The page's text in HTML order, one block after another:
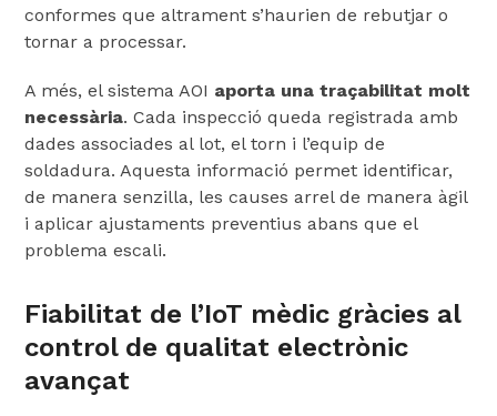
conformes que altrament s’haurien de rebutjar o
tornar a processar.
A més, el sistema AOI aporta una traçabilitat molt
necessària. Cada inspecció queda registrada amb
dades associades al lot, el torn i l’equip de
soldadura. Aquesta informació permet identificar,
de manera senzilla, les causes arrel de manera àgil
i aplicar ajustaments preventius abans que el
problema escali.
Fiabilitat de l’IoT mèdic gràcies al
control de qualitat electrònic
avançat